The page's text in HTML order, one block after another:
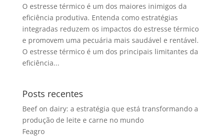
O estresse térmico é um dos maiores inimigos da
eficiência produtiva. Entenda como estratégias
integradas reduzem os impactos do estresse térmico
e promovem uma pecuária mais saudável e rentável.
O estresse térmico é um dos principais limitantes da
eficiência...
Posts recentes
Beef on dairy: a estratégia que está transformando a
produção de leite e carne no mundo
Feagro